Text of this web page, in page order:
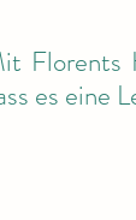
Florents
es eine